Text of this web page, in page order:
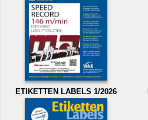
ETIKETTEN LABELS 1/2026